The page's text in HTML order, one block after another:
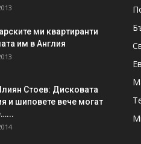
ми квартиранти
им в Англия
Стоев: Дисковата
и шиповете вече могат